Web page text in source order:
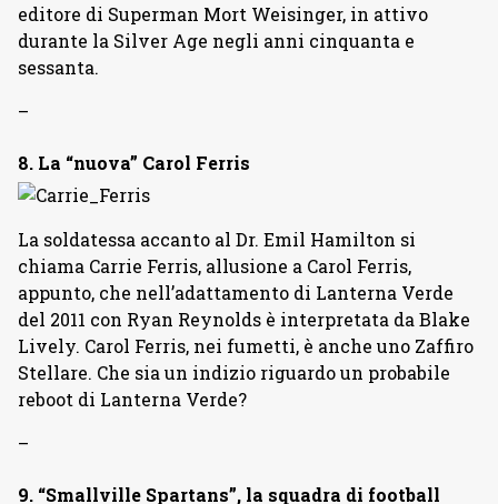
editore di Superman Mort Weisinger, in attivo
durante la Silver Age negli anni cinquanta e
sessanta.
–
8. La “nuova” Carol Ferris
La soldatessa accanto al Dr. Emil Hamilton si
chiama Carrie Ferris, allusione a Carol Ferris,
appunto, che nell’adattamento di Lanterna Verde
del 2011 con Ryan Reynolds è interpretata da Blake
Lively. Carol Ferris, nei fumetti, è anche uno Zaffiro
Stellare. Che sia un indizio riguardo un probabile
reboot di Lanterna Verde?
–
9. “Smallville Spartans”, la squadra di football